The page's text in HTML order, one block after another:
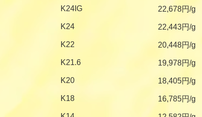
K24IG 22,678円/g
K24 22,443円/g
K22 20,448円/g
K21.6 19,978円/g
K20 18,405円/g
K18 16,785円/g